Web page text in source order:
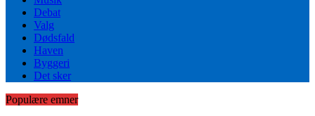
Debat
Valg
Dødsfald
Haven
Byggeri
Det sker
Populære emner